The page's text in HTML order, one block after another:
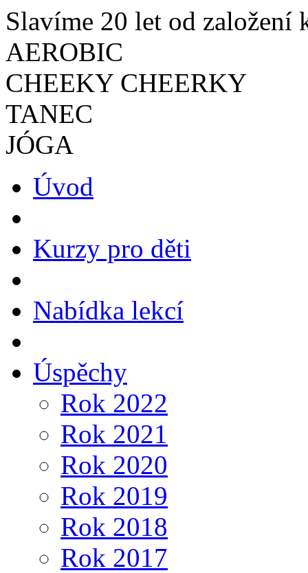
Slavíme 20 let od založení
AEROBIC
CHEEKY CHEERKY
TANEC
JÓGA
Úvod
Kurzy pro děti
Nabídka lekcí
Úspěchy
Rok 2022
Rok 2021
Rok 2020
Rok 2019
Rok 2018
Rok 2017